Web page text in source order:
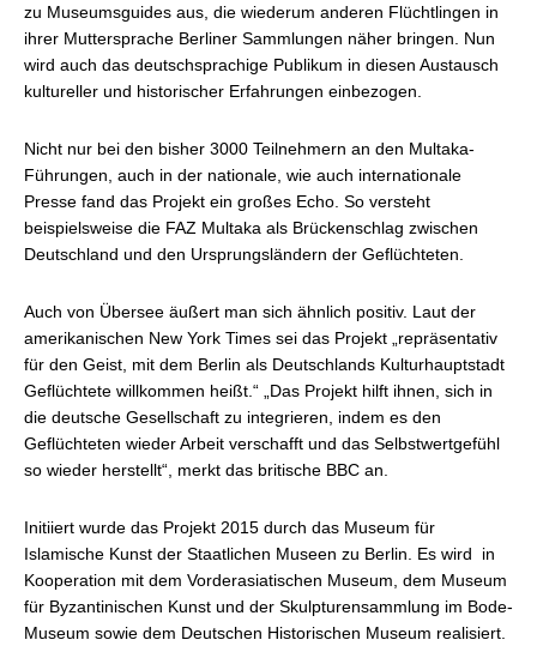
zu Museumsguides aus, die wiederum anderen Flüchtlingen in
ihrer Muttersprache Berliner Sammlungen näher bringen. Nun
wird auch das deutschsprachige Publikum in diesen Austausch
kultureller und historischer Erfahrungen einbezogen.
Nicht nur bei den bisher 3000 Teilnehmern an den Multaka-
Führungen, auch in der nationale, wie auch internationale
Presse fand das Projekt ein großes Echo. So versteht
beispielsweise die FAZ Multaka als Brückenschlag zwischen
Deutschland und den Ursprungsländern der Geflüchteten.
Auch von Übersee äußert man sich ähnlich positiv. Laut der
amerikanischen New York Times sei das Projekt „repräsentativ
für den Geist, mit dem Berlin als Deutschlands Kulturhauptstadt
Geflüchtete willkommen heißt.“ „Das Projekt hilft ihnen, sich in
die deutsche Gesellschaft zu integrieren, indem es den
Geflüchteten wieder Arbeit verschafft und das Selbstwertgefühl
so wieder herstellt“, merkt das britische BBC an.
Initiiert wurde das Projekt 2015 durch das Museum für
Islamische Kunst der Staatlichen Museen zu Berlin. Es wird in
Kooperation mit dem Vorderasiatischen Museum, dem Museum
für Byzantinischen Kunst und der Skulpturensammlung im Bode-
Museum sowie dem Deutschen Historischen Museum realisiert.